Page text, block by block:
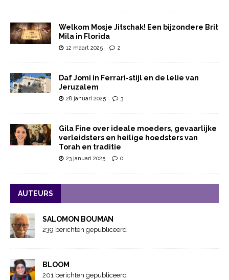
Welkom Mosje Jitschak! Een bijzondere Brit
Mila in Florida
12 maart 2025 2
Daf Jomi in Ferrari-stijl en de lelie van
Jeruzalem
28 januari 2025 3
Gila Fine over ideale moeders, gevaarlijke
verleidsters en heilige hoedsters van
Torah en traditie
23 januari 2025 0
AUTEURS
SALOMON BOUMAN
239 berichten gepubliceerd
BLOOM
201 berichten gepubliceerd